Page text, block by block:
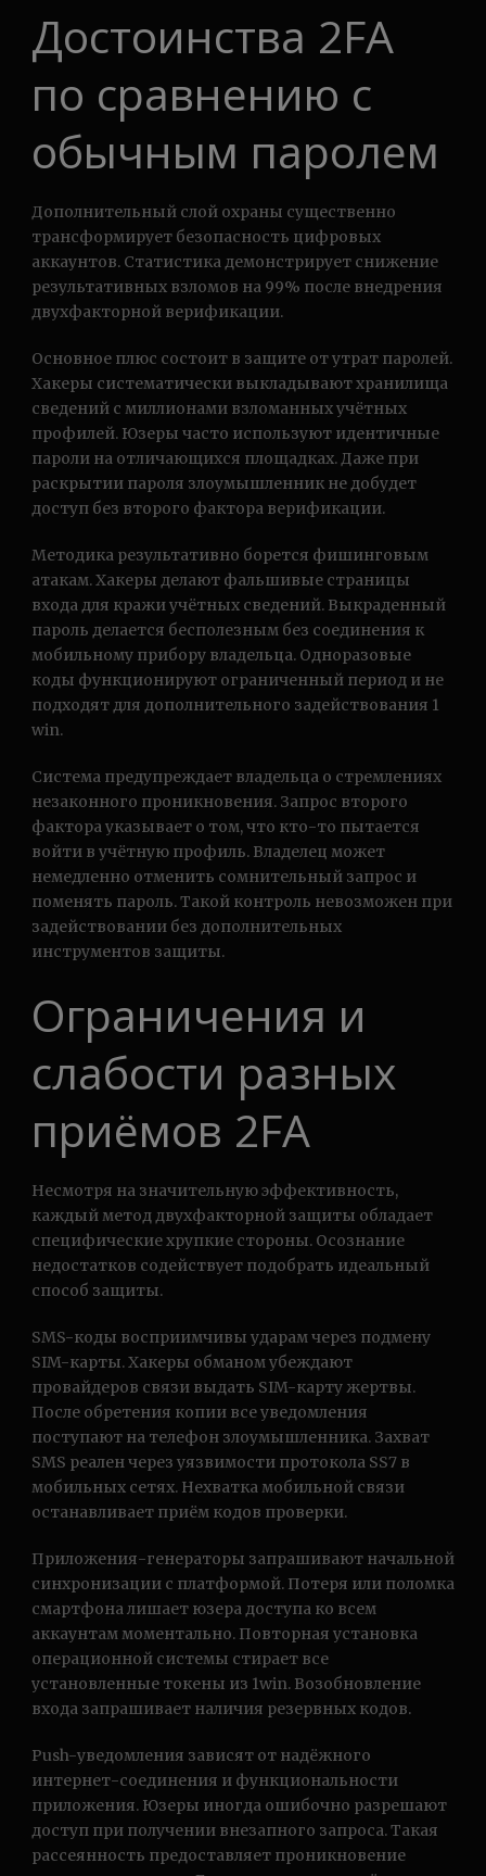
Достоинства 2FA
по сравнению с
обычным паролем
Дополнительный слой охраны существенно
трансформирует безопасность цифровых
аккаунтов. Статистика демонстрирует снижение
результативных взломов на 99% после внедрения
двухфакторной верификации.
Основное плюс состоит в защите от утрат паролей.
Хакеры систематически выкладывают хранилища
сведений с миллионами взломанных учётных
профилей. Юзеры часто используют идентичные
пароли на отличающихся площадках. Даже при
раскрытии пароля злоумышленник не добудет
доступ без второго фактора верификации.
Методика результативно борется фишинговым
атакам. Хакеры делают фальшивые страницы
входа для кражи учётных сведений. Выкраденный
пароль делается бесполезным без соединения к
мобильному прибору владельца. Одноразовые
коды функционируют ограниченный период и не
подходят для дополнительного задействования 1
win.
Система предупреждает владельца о стремлениях
незаконного проникновения. Запрос второго
фактора указывает о том, что кто-то пытается
войти в учётную профиль. Владелец может
немедленно отменить сомнительный запрос и
поменять пароль. Такой контроль невозможен при
задействовании без дополнительных
инструментов защиты.
Ограничения и
слабости разных
приёмов 2FA
Несмотря на значительную эффективность,
каждый метод двухфакторной защиты обладает
специфические хрупкие стороны. Осознание
недостатков содействует подобрать идеальный
способ защиты.
SMS-коды восприимчивы ударам через подмену
SIM-карты. Хакеры обманом убеждают
провайдеров связи выдать SIM-карту жертвы.
После обретения копии все уведомления
поступают на телефон злоумышленника. Захват
SMS реален через уязвимости протокола SS7 в
мобильных сетях. Нехватка мобильной связи
останавливает приём кодов проверки.
Приложения-генераторы запрашивают начальной
синхронизации с платформой. Потеря или поломка
смартфона лишает юзера доступа ко всем
аккаунтам моментально. Повторная установка
операционной системы стирает все
установленные токены из 1win. Возобновление
входа запрашивает наличия резервных кодов.
Push-уведомления зависят от надёжного
интернет-соединения и функциональности
приложения. Юзеры иногда ошибочно разрешают
доступ при получении внезапного запроса. Такая
рассеянность предоставляет проникновение